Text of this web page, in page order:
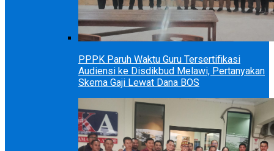
PPPK Paruh Waktu Guru Tersertifikasi
Audiensi ke Disdikbud Melawi, Pertanyakan
Skema Gaji Lewat Dana BOS